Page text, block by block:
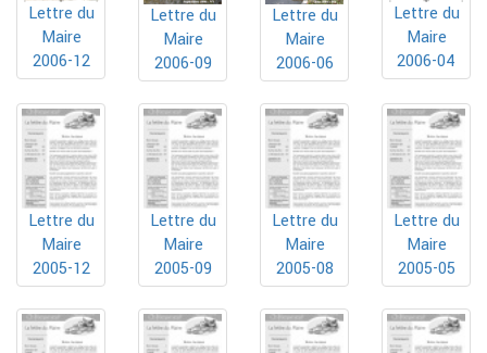
Lettre du
Maire
2006-12
Lettre du
Maire
2006-09
Lettre du
Maire
2006-06
Lettre du
Maire
2006-04
Lettre du
Maire
2005-12
Lettre du
Maire
2005-09
Lettre du
Maire
2005-08
Lettre du
Maire
2005-05